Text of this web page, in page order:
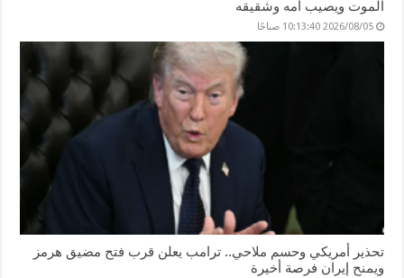
الموت ويصيب أمه وشقيقه
2026/08/05 10:13:40 صباحًا
تحذير أمريكي وحسم ملاحي.. ترامب يعلن قرب فتح مضيق هرمز
ويمنح إيران فرصة أخيرة